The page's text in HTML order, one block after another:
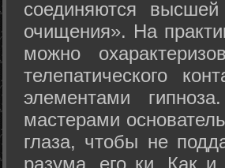
соединяются
очищения». На
можно
телепатического
элементами
мастерами
глаза, чтобы не
разума, его ки. Как